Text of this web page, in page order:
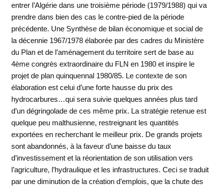
entrer l’Algérie dans une troisième période (1979/1988) qui va
prendre dans bien des cas le contre-pied de la période
précédente. Une Synthèse de bilan économique et social de
la décennie 1967/1978 élaborée par des cadres du Ministère
du Plan et de l’aménagement du territoire sert de base au
4ème congrès extraordinaire du FLN en 1980 et inspire le
projet de plan quinquennal 1980/85. Le contexte de son
élaboration est celui d’une forte hausse du prix des
hydrocarbures…qui sera suivie quelques années plus tard
d’un dégringolade de ces même prix. La stratégie retenue est
quelque peu malthusienne, restreignant les quantités
exportées en recherchant le meilleur prix. De grands projets
sont abandonnés, à la faveur d’une baisse du taux
d’investissement et la réorientation de son utilisation vers
l’agriculture, l’hydraulique et les infrastructures. Ceci se traduit
par une diminution de la création d’emplois, que la chute des